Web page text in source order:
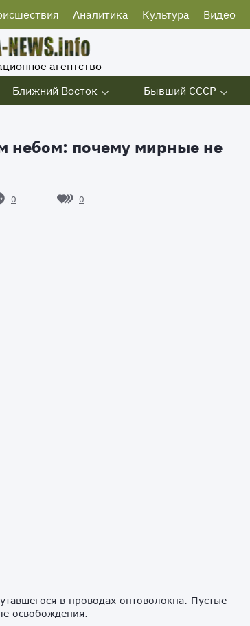
Аналитика Культура Видео
агентство
Ближний Восток Бывший СССР
небом: почему мирные не
0 0
в проводах оптоволокна. Пустые
освобождения.